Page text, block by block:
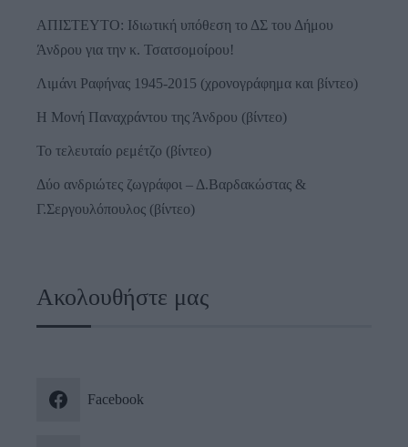
ΑΠΙΣΤΕΥΤΟ: Ιδιωτική υπόθεση το ΔΣ του Δήμου
Άνδρου για την κ. Τσατσομοίρου!
Λιμάνι Ραφήνας 1945-2015 (χρονογράφημα και βίντεο)
Η Μονή Παναχράντου της Άνδρου (βίντεο)
Το τελευταίο ρεμέτζο (βίντεο)
Δύο ανδριώτες ζωγράφοι – Δ.Βαρδακώστας &
Γ.Σεργουλόπουλος (βίντεο)
Ακολουθήστε μας
Facebook